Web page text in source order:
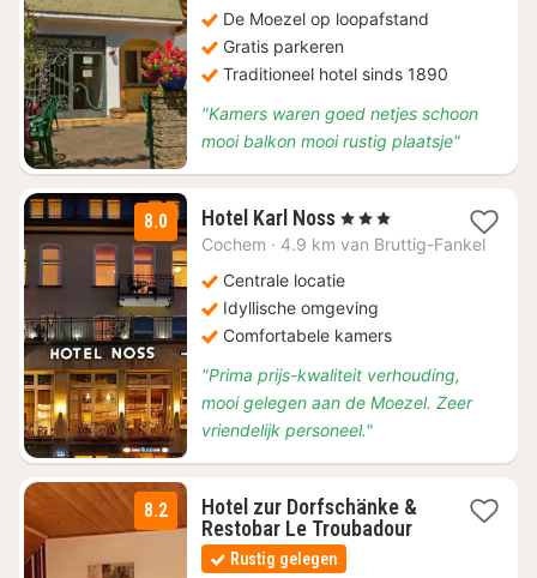
De Moezel op loopafstand
Gratis parkeren
Traditioneel hotel sinds 1890
"Kamers waren goed netjes schoon
mooi balkon mooi rustig plaatsje"
8.0 Hotel Karl Noss3
nachten
€
86,67
, 3 Sterren
Cochem · 4.9 km van Bruttig-Fankel
Centrale locatie
Idyllische omgeving
Comfortabele kamers
"Prima prijs-kwaliteit verhouding,
mooi gelegen aan de Moezel. Zeer
vriendelijk personeel."
8.2
Hotel zur Dorfschänke &
Restobar Le Troubadour1
Rustig gelegen